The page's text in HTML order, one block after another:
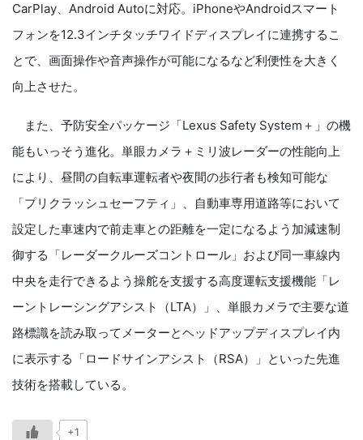
CarPlay、 Android Autoに対応。 iPhoneやAndroidスマート
フォンを12.3インチタッチワイドディスプレイに連携するこ
とで、画面操作や音声操作が可能になるなど利便性を大きく
向上させた。
また、予防安全パッケージ「Lexus Safety System ＋」の機
能もいっそう進化。単眼カメラ＋ミリ波レーダーの性能向上
により、昼間の自転車運転者や夜間の歩行者も検知可能な
「プリクラッシュセーフティ」、自動車専用道路等において
設定した車速内で前走車との距離を一定になるよう加減速制
御する「レーダークルーズコントロール」および同一車線内
中央を走行できるよう操舵を支援する高度運転支援機能「レ
ーントレーシングアシスト（LTA）」、単眼カメラで主要な道
路標識を読み取ってメーターとヘッドアップディスプレイ内
に表示する「ロードサインアシスト（RSA）」といった先進
技術を搭載している。
+1